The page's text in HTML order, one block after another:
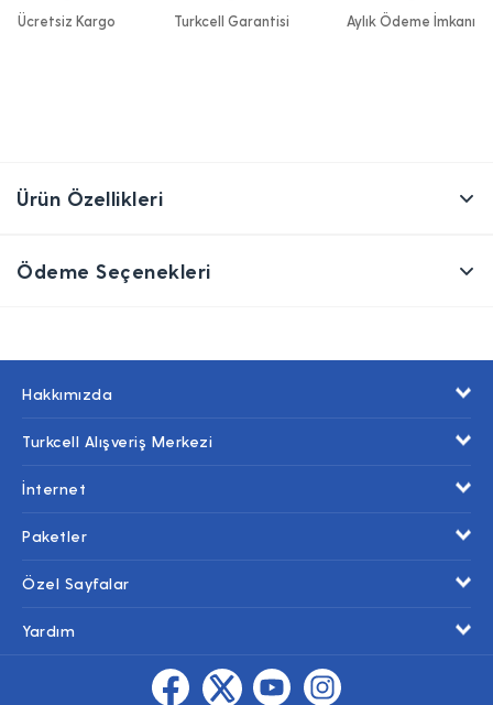
Ücretsiz Kargo Turkcell Garantisi Aylık Ödeme İmkanı
Ürün Özellikleri
Ödeme Seçenekleri
Hakkımızda
Turkcell Alışveriş Merkezi
İnternet
Paketler
Özel Sayfalar
Yardım